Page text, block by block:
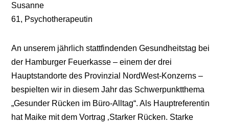
Susanne
61, Psychotherapeutin
An unserem jährlich stattfindenden Gesundheitstag bei
der Hamburger Feuerkasse – einem der drei
Hauptstandorte des Provinzial NordWest-Konzerns –
bespielten wir in diesem Jahr das Schwerpunktthema
„Gesunder Rücken im Büro-Alltag“. Als Hauptreferentin
hat Maike mit dem Vortrag ‚Starker Rücken. Starke